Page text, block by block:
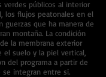
verdes públicos al interior
los flujos peatonales en el
guerzas que ha manera de
montaña. La condición
la membrana exterior
suelo y la piel vertical,
del programa a partir de
se integran entre si.